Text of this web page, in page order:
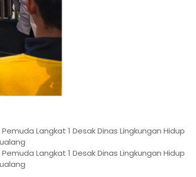
Langkat 1 Desak Dinas Lingkungan Hidup
Langkat 1 Desak Dinas Lingkungan Hidup